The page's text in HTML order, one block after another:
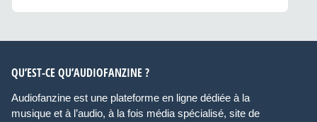
QU’EST-CE QU’AUDIOFANZINE ?
Audiofanzine est une plateforme en ligne dédiée à la
musique et à l’audio, à la fois média spécialisé, site de